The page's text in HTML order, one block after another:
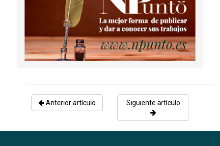
Anterior artículo Siguiente artículo